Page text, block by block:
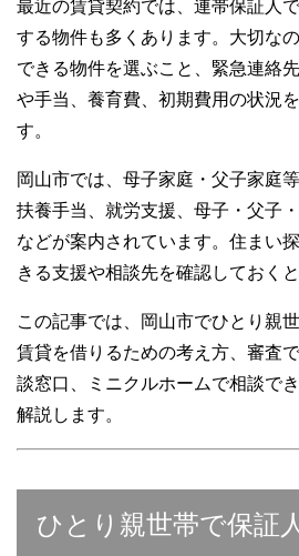
最近の賃貸契約では、連帯保証人
する物件も多くあります。大切な
できる物件を選ぶこと、緊急連絡
や手当、養育費、初期費用の状況
す。
岡山市では、母子家庭・父子家庭
扶養手当、就労支援、母子・父子
などが案内されています。住まい
きる支援や相談先を確認しておくと
この記事では、岡山市でひとり親
賃貸を借りるための考え方、審査
談窓口、ミニクルホームで相談で
解説します。
ひとり親世帯で保証